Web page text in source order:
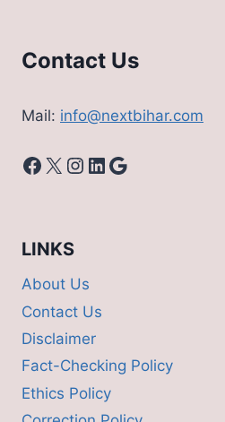
Contact Us
Mail: info@nextbihar.com
Facebook
X Instagram
LinkedIn
Google
LINKS
About Us
Contact Us
Disclaimer
Fact-Checking Policy
Ethics Policy